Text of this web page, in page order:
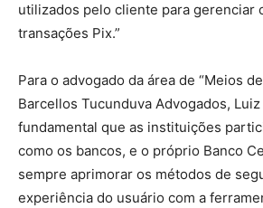
utilizados pelo cliente para gerenciar
transações Pix.”
Para o advogado da área de “Meios
Barcellos Tucunduva Advogados,
fundamental que as instituições
como os bancos, e o próprio Banco
sempre aprimorar os métodos de
experiência do usuário com a